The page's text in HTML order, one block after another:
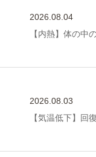
2026.08.04
【内熱】体の中
2026.08.03
【気温低下】回